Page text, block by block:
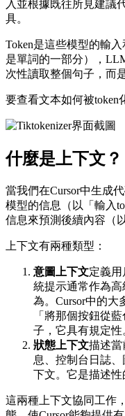
入並根據既往所見建議
具。
Token是這些模型的輸
是單詞的一部分），
次性讀取整個句子，而
要查看文本如何被token
什麼是上下文？
當我們在Cursor中生成
模型的信息（以「輸入
信息來預測後續內容（
上下文有兩種類型：
意圖上下文定義
統提示通常作為
為。Cursor中的大
「將那個按鈕從
子，它具有規定性
狀態上下文描述當
息、控制台日誌
下文。它是描述性
這兩種上下文協同工作